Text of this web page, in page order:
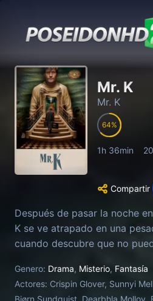
Mr. K
Mr. K
64
1h 36min
Compartir
Después de pasar la noche
K se ve atrapado en una
cuando descubre que no
Genero: Drama, Misterio, Fantasía
Actores: Crispin Glover, Sunnyi
Bjørn Sundquist, Dearbhla Molloy,